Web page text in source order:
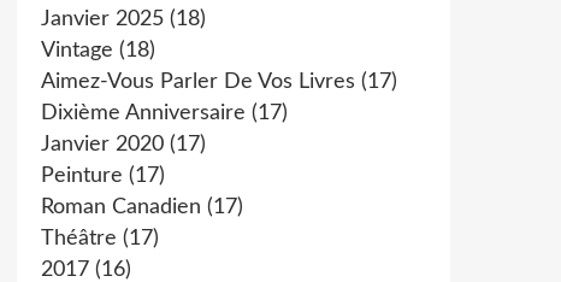
Janvier 2025 (18)
Vintage (18)
Aimez-Vous Parler De Vos Livres (17)
Dixième Anniversaire (17)
Janvier 2020 (17)
Peinture (17)
Roman Canadien (17)
Théâtre (17)
2017 (16)